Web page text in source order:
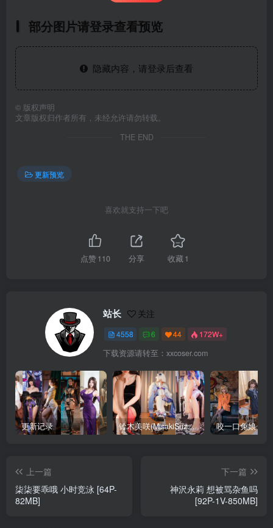
部分图片请登录查看预览
隐藏内容，请登录后查看
© 版权声明
文章版权归作者所有，未经允许请勿转载。
THE END
更新预览
喜欢就支持一下吧
点赞110 分享 收藏1
站长 关注
4558 6 44 172W+
下载资源请转至：xxcoser.com
更新记录 铃木美咲(MisakiSuzuki) 合集下载 咬一口兔娘 合
上一篇
柒柒要乖哦 小时竞泳 [64P-
82MB]
下一篇
神沢永莉 想被骂杂鱼吗
[92P-1V-850MB]